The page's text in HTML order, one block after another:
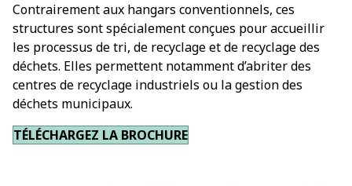
Contrairement aux hangars conventionnels, ces
structures sont spécialement conçues pour accueillir
les processus de tri, de recyclage et de recyclage des
déchets. Elles permettent notamment d’abriter des
centres de recyclage industriels ou la gestion des
déchets municipaux.
TÉLÉCHARGEZ LA BROCHURE